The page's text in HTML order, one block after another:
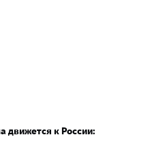
движется к России: